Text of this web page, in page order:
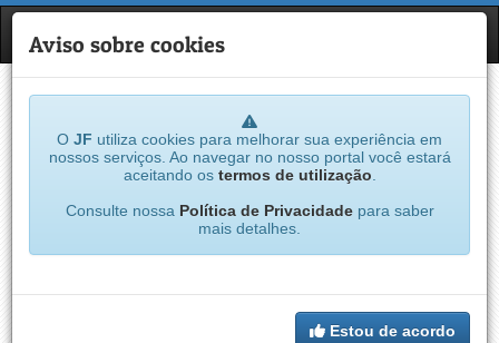
JF
Aviso sobre cookies
O JF utiliza cookies para melhorar sua experiência em
nossos serviços. Ao navegar no nosso portal você estará
aceitando os termos de utilização
Consulte nossa Política de Privacidadepara saber
mais detalhes.
Estou de acordo